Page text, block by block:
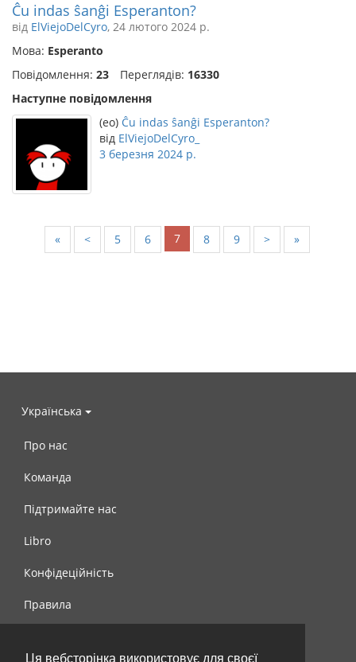
Ця вебсторінка використовує для своєї
Ĉu indas ŝanĝi Esperanton?
від ElViejoDelCyro, 24 лютого 2024 р.
Мова: Esperanto
Повідомлення: 23 Переглядів: 16330
Наступне повідомлення
(eo) Ĉu indas ŝanĝi Esperanton?
від ElViejoDelCyro_
3 березня 2024 р.
« < 5 6 7 8 9 > »
Українська
Про нас
Команда
Підтримайте нас
Libro
Конфідеційність
Правила